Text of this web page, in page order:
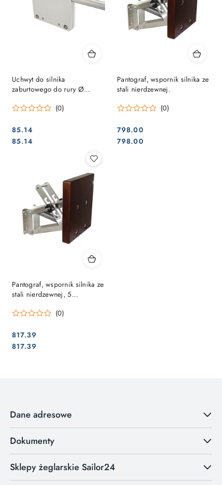
Uchwyt do silnika
zaburtowego do rury Ø
(0)
Cena:
85.14
Cena:
85.14
Pantograf, wspornik silnika ze
stali nierdzewnej.
(0)
Cena:
798.00
Cena:
798.00
Pantograf, wspornik silnika ze
stali nierdzewnej, 5
(0)
Cena:
817.39
Cena:
817.39
Dane adresowe
Dokumenty
Sklepy żeglarskie Sailor24